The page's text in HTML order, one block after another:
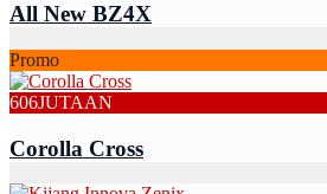
All New BZ4X
Promo
606JUTAAN
Corolla Cross